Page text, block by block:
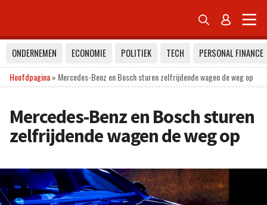
 
ONDERNEMEN ECONOMIE POLITIEK TECH
PERSONAL FINANCE
Hoofdpagina» Mercedes-Benz en Bosch sturen zelfrijdende wagen de weg op
Mercedes-Benz en Bosch sturen
zelfrijdende wagen de weg op